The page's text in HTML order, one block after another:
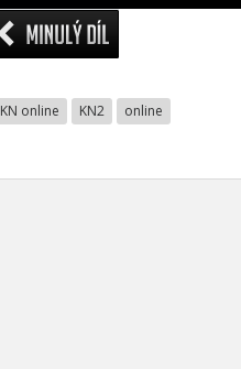
KN online KN2 online